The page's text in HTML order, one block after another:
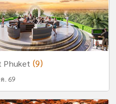
Phuket (9)
. 69